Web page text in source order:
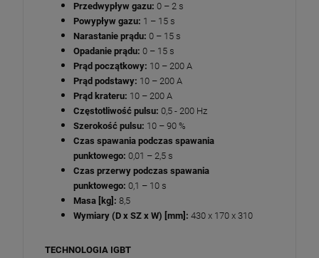
Przedwypływ gazu: 0 – 2 s
Powypływ gazu: 1 – 15 s
Narastanie prądu: 0 – 15 s
Opadanie prądu: 0 – 15 s
Prąd początkowy: 10 – 200 A
Prąd podstawy: 10 – 200 A
Prąd krateru: 10 – 200 A
Częstotliwość pulsu: 0,5 - 200 Hz
Szerokość pulsu: 10 – 90 %
Czas spawania podczas spawania
punktowego: 0,01 – 2,5 s
Czas przerwy podczas spawania
punktowego: 0,1 – 10 s
Masa [kg]: 8,5
Wymiary (D x SZ x W) [mm]: 430 x 170 x 310
TECHNOLOGIA IGBT